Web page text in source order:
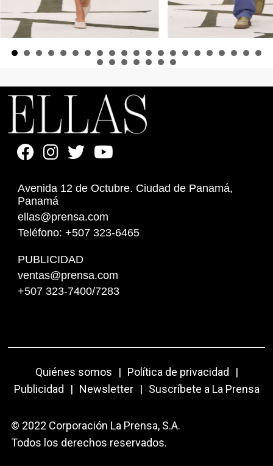
Avenida 12 de Octubre. Ciudad de Panamá,
Panamá
ellas@prensa.com
Teléfono: +507 323-6465
PUBLICIDAD
ventas@prensa.com
+507 323-7400/7283
Quiénes somos | Política de privacidad
|
Publicidad
| Newsletter | Suscríbete a La Prensa
© 2022 Corporación La Prensa, S.A.
Todos los derechos reservados.